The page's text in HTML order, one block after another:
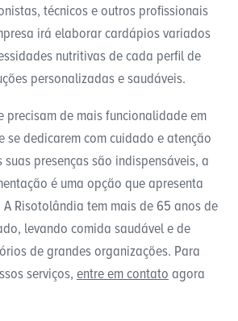
técnicos e outros profissionais
irá elaborar cardápios variados
nutritivas de cada perfil de
personalizadas e saudáveis.
precisam de mais funcionalidade em
se dedicarem com cuidado e atenção
presenças são indispensáveis, a
é uma opção que apresenta
A Risotolândia tem mais de 65 anos de
levando comida saudável e de
de grandes organizações. Para
serviços, entre em contato agora